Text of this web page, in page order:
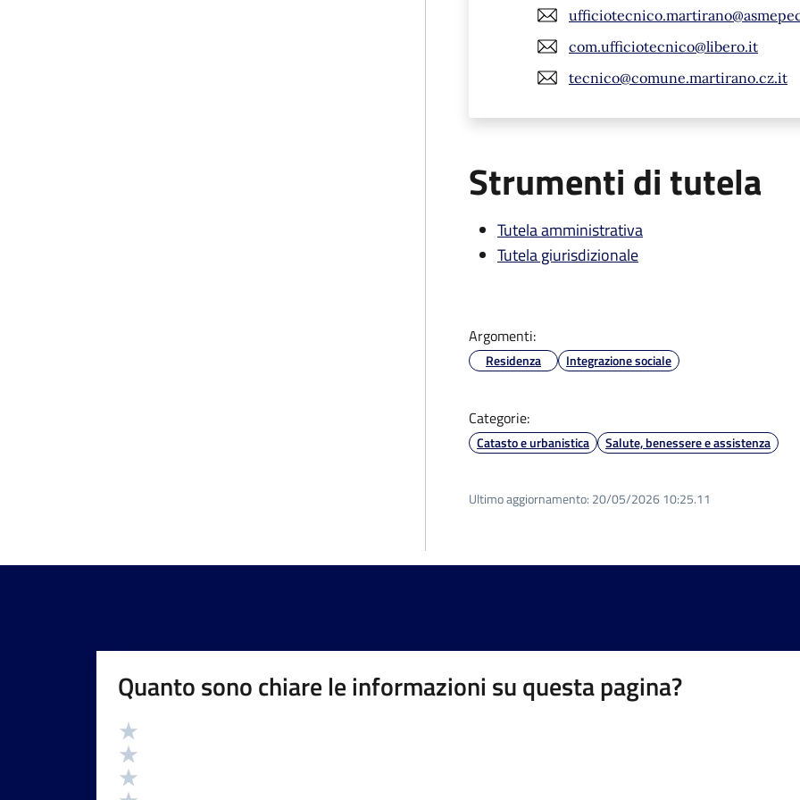
com.ufficiotecnico@libero.it
tecnico@comune.martirano.cz.it
Strumenti di tutela
Tutela amministrativa
Tutela giurisdizionale
Argomenti:
Residenza Integrazione sociale
Categorie:
Catasto e urbanistica Salute, benessere e assistenza
Ultimo aggiornamento: 20/05/2026 10:25.11
Quanto sono chiare le informazioni su questa pagina?
Valutazione